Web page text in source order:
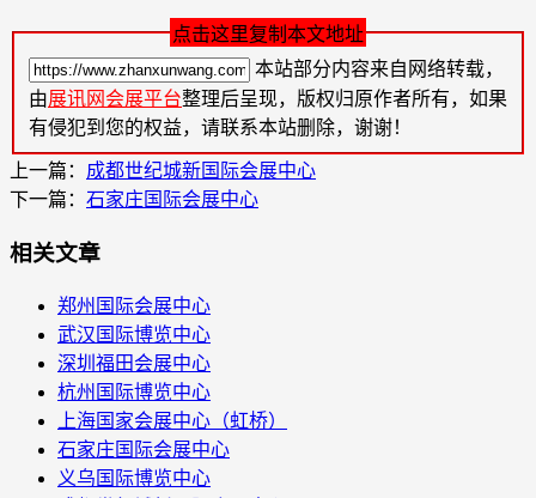
点击这里复制本文地址
本站部分内容来自网络转载，
由展讯网会展平台整理后呈现，版权归原作者所有，如果
有侵犯到您的权益，请联系本站删除，谢谢！
上一篇： 成都世纪城新国际会展中心
下一篇： 石家庄国际会展中心
相关文章
郑州国际会展中心
武汉国际博览中心
深圳福田会展中心
杭州国际博览中心
上海国家会展中心（虹桥）
石家庄国际会展中心
义乌国际博览中心